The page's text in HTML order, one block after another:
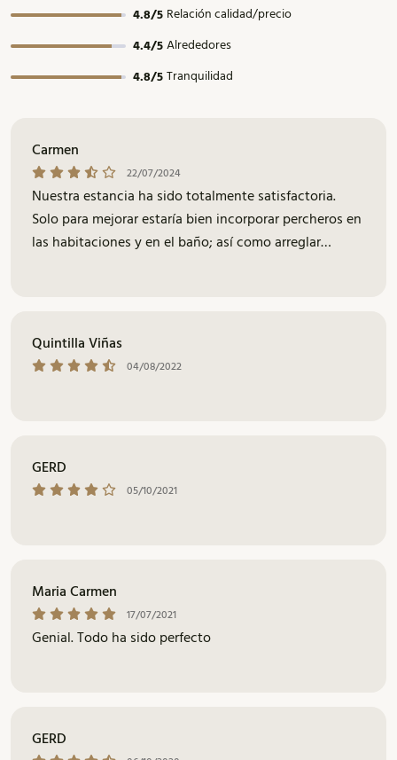
4.8/5 Relación calidad/precio
4.4/5Alrededores
4.8/5Tranquilidad
Carmen
22/07/2024
Nuestra estancia ha sido totalmente satisfactoria.
Solo para mejorar estaría bien incorporar percheros en
las habitaciones y en el baño; así como arreglar
cordial saludo. Carmen Loshuertos
Quintilla Viñas
04/08/2022
GERD
05/10/2021
Maria Carmen
17/07/2021
Genial. Todo ha sido perfecto
GERD